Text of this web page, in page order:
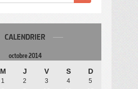
CALENDRIER
octobre 2014
M J V S D
1 2 3 4
5